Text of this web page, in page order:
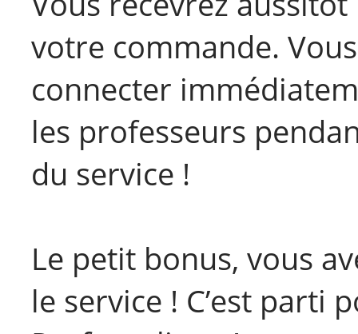
votre commande.
connecter
les professeurs
du service !
Le petit bonus, vous
le service ! C’est parti